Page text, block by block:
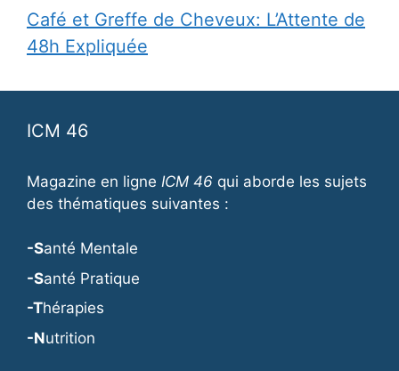
Café et Greffe de Cheveux: L’Attente de
48h Expliquée
ICM 46
Magazine en ligne ICM 46 qui aborde les sujets
des thématiques suivantes :
-Santé Mentale
-Santé Pratique
-Thérapies
-Nutrition